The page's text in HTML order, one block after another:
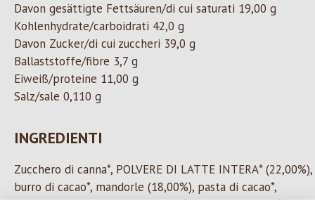
Davon gesättigte Fettsäuren/di cui saturati 19,00 g
Kohlenhydrate/carboidrati 42,0 g
Davon Zucker/di cui zuccheri 39,0 g
Ballaststoffe/fibre 3,7 g
Eiweiß/proteine 11,00 g
Salz/sale 0,110 g
INGREDIENTI
Zucchero di canna*, POLVERE DI LATTE INTERA* (22,00%),
burro di cacao*, mandorle (18,00%), pasta di cacao*,